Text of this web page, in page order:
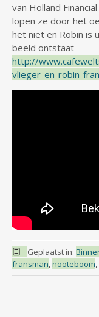
van Holland
lopen ze door het
het niet en Robin is
beeld ontstaat
http://
vlieger-en-robin-
Geplaatst in:
fransman,nooteboom,